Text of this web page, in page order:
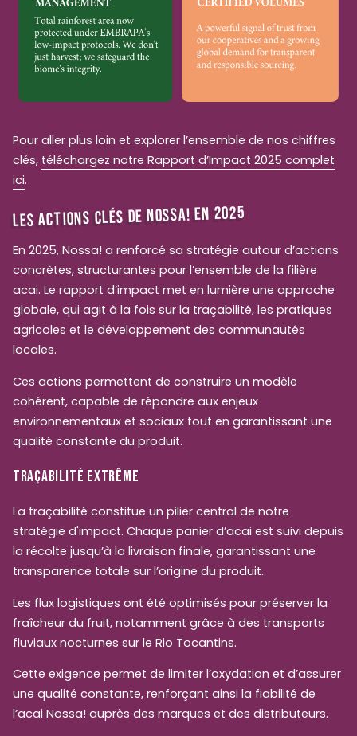
Pour aller plus loin et explorer l’ensemble de nos chiffres
clés, téléchargez notre Rapport d’Impact 2025 complet
ici.
LES ACTIONS CLÉS DE NOSSA! EN 2025
En 2025, Nossa! a renforcé sa stratégie autour d’actions
concrètes, structurantes pour l’ensemble de la filière
acai. Le rapport d’impact met en lumière une approche
globale, qui agit à la fois sur la traçabilité, les pratiques
agricoles et le développement des communautés
locales.
Ces actions permettent de construire un modèle
cohérent, capable de répondre aux enjeux
environnementaux et sociaux tout en garantissant une
qualité constante du produit.
TRAÇABILITÉ EXTRÊME
La traçabilité constitue un pilier central de notre
stratégie d'impact. Chaque panier d’acai est suivi depuis
la récolte jusqu’à la livraison finale, garantissant une
transparence totale sur l’origine du produit.
Les flux logistiques ont été optimisés pour préserver la
fraîcheur du fruit, notamment grâce à des transports
fluviaux nocturnes sur le Rio Tocantins.
Cette exigence permet de limiter l’oxydation et d’assurer
une qualité constante, renforçant ainsi la fiabilité de
l’acai Nossa! auprès des marques et des distributeurs.